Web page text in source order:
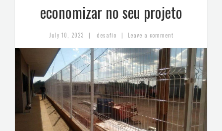
economizar no seu projeto
July 10, 2023 | desafio | Leave a comment